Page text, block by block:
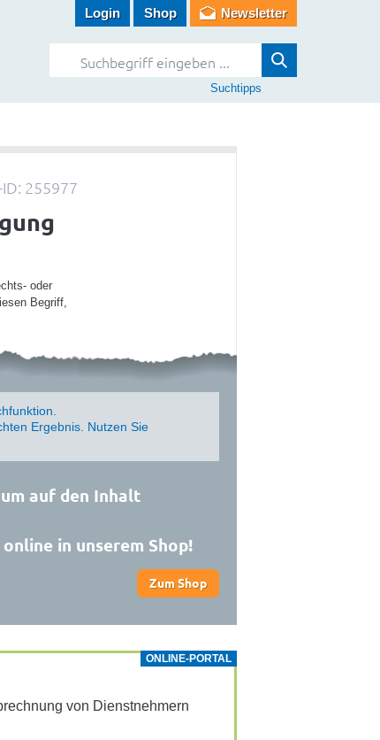
Login Shop Newsletter
Suchtipps
255977
oder
Begriff,
Ergebnis. Nutzen Sie
auf den Inhalt
in unserem Shop!
Zum Shop
ONLINE-PORTAL
von Dienst­neh­mern